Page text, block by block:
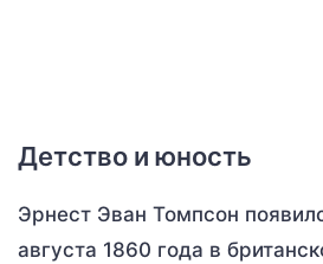
Детство и юность
Эрнест Эван Томпсон
августа 1860 года в